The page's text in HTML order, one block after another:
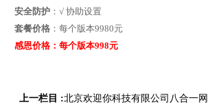
安全防护：√ 协助设置
套餐价格：每个版本9980元
感恩价格：每个版本998元
上一栏目 :北京欢迎你科技有限公司八合一